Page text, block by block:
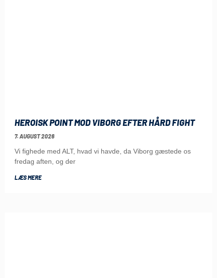
HEROISK POINT MOD VIBORG EFTER HÅRD FIGHT
7. AUGUST 2026
Vi fighede med ALT, hvad vi havde, da Viborg gæstede os
fredag aften, og der
LÆS MERE